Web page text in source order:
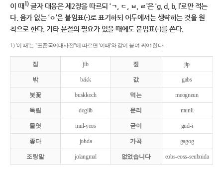
이 때1)글자 대응은 제2장을 따르되 ‘ㄱ, ㄷ, ㅂ, ㄹ’은 ‘g, d, b, l’로만 적는
다. 음가 없는 ‘ㅇ’은 붙임표(-)로 표기하되 어두에서는 생략하는 것을 원
칙으로 한다. 기타 분절의 필요가 있을 때에도 붙임표(-)를 쓴다.
1) '이 때'는 "표준국어대사전"에 따르면 '이때'와 같이 붙여 써야 한다.
집 jib 짚 jip
밖 bakk 값 gabs
붓꽃 buskkoch 먹는 meogneun
독립 doglib 문리 munli
물엿 mul-yeos 굳이 gud-i
좋다 johda 가곡 gagog
조랑말 jolangmal 없었습니다 eobs-eoss-seubnida